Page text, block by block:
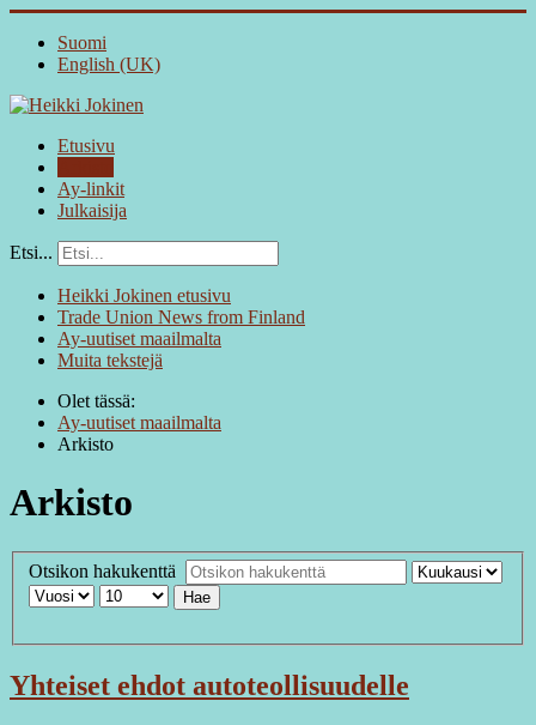
Suomi
English (UK)
Etusivu
Ay-linkit
Julkaisija
Etsi...
Heikki Jokinen etusivu
Trade Union News from Finland
Ay-uutiset maailmalta
Muita tekstejä
Olet tässä:
Ay-uutiset maailmalta
Arkisto
Arkisto
Otsikon hakukenttä
Hae
Yhteiset ehdot autoteollisuudelle